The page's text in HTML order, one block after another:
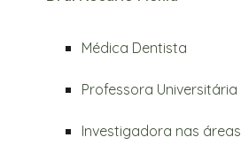
Médica Dentista
Professora Universitária
Investigadora nas